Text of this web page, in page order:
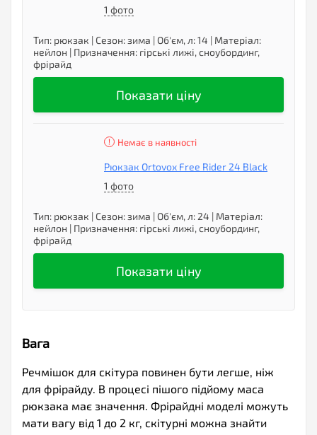
1 фото
Показати ціну
Тип: рюкзак | Сезон:зима | Об'єм, л:14 | Матеріал:
нейлон | Призначення: гірські лижі, сноубординг,
фрірайд
1 фото
Рюкзак Ortovox Free Rider 24 Black
Немає в наявності
Показати ціну
Тип: рюкзак | Сезон:зима | Об'єм, л: 24 | Матеріал:
нейлон | Призначення: гірські лижі, сноубординг,
фрірайд
Вага
Речмішок для скітура повинен бути легше, ніж
для фрірайду. В процесі пішого підйому маса
рюкзака має значення. Фрірайдні моделі можуть
мати вагу від 1 до 2 кг, скітурні можна знайти